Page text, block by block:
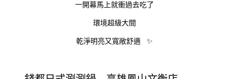
一開幕馬上就衝過去吃了
環境超級大間
乾淨明亮又寬敞舒適 ✨